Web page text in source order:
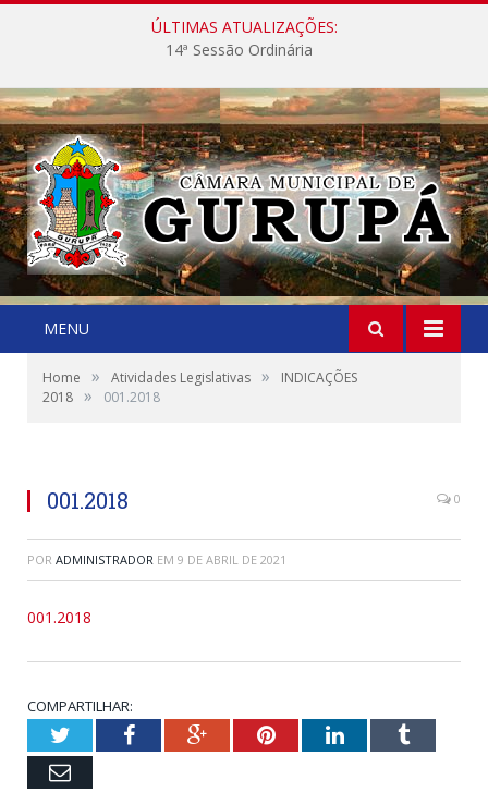
ÚLTIMAS ATUALIZAÇÕES:
14ª Sessão Ordinária
MENU
Home » Atividades Legislativas »
INDICAÇÕES
2018 » 001.2018
001.2018 0
POR ADMINISTRADOR EM 9 DE ABRIL DE 2021
001.2018
COMPARTILHAR:
TwitterFacebookGoogle+PinterestLinkedInTumblr
Email